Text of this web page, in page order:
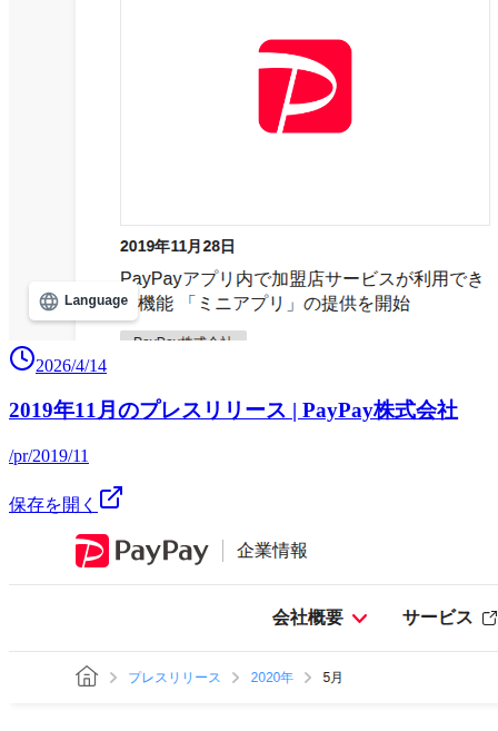
2026/4/14
2019年11月のプレスリリース | PayPay株式会社
/pr/2019/11
保存を開く